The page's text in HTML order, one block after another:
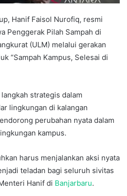
Hanif Faisol Nurofiq, resmi
Penggerak Pilah Sampah di
(ULM) melalui gerakan
“Sampah Kampus, Selesai di
strategis dalam
lingkungan di kalangan
perubahan nyata dalam
kampus.
harus menjalankan aksi nyata
teladan bagi seluruh sivitas
Hanif di Banjarbaru.